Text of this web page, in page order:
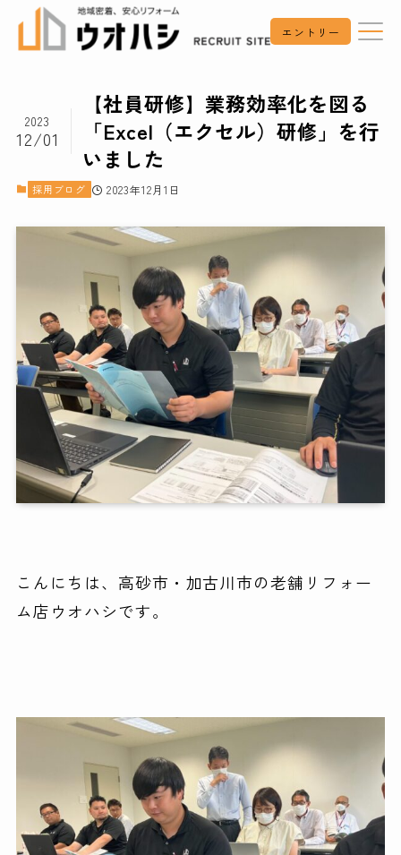
エントリー
【社員研修】業務効率化を図る
「Excel（エクセル）研修」を行
いました
2023
12/01
採用ブログ 2023年12月1日
こんにちは、高砂市・加古川市の老舗リフォー
ム店ウオハシです。